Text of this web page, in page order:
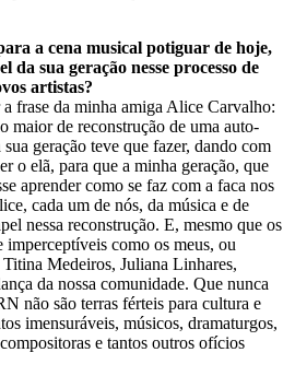
a cena musical potiguar de hoje,
da sua geração nesse processo de
artistas?
frase da minha amiga Alice Carvalho:
maior de reconstrução de uma auto-
geração teve que fazer, dando com
o elã, para que a minha geração, que
aprender como se faz com a faca nos
cada um de nós, da música e de
nessa reconstrução. E, mesmo que os
imperceptíveis como os meus, ou
Medeiros, Juliana Linhares,
da nossa comunidade. Que nunca
não são terras férteis para cultura e
imensuráveis, músicos, dramaturgos,
e tantos outros ofícios